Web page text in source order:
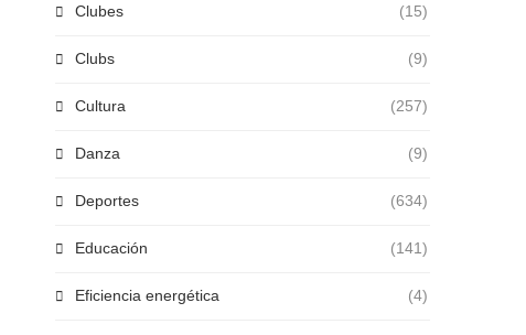
Clubes (15)
Clubs (9)
Cultura (257)
Danza (9)
Deportes (634)
Educación (141)
Eficiencia energética (4)